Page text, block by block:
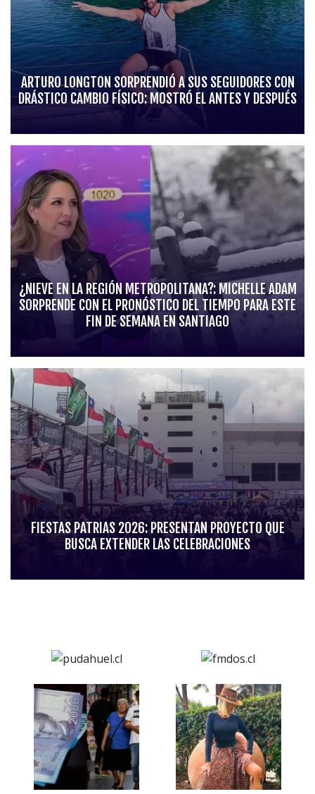
ARTURO LONGTON SORPRENDIÓ A SUS SEGUIDORES CON
DRÁSTICO CAMBIO FÍSICO: MOSTRÓ EL ANTES Y DESPUÉS
¿NIEVE EN LA REGIÓN METROPOLITANA?: MICHELLE ADAM
SORPRENDE CON EL PRONÓSTICO DEL TIEMPO PARA ESTE
FIN DE SEMANA EN SANTIAGO
FIESTAS PATRIAS 2026: PRESENTAN PROYECTO QUE
BUSCA EXTENDER LAS CELEBRACIONES